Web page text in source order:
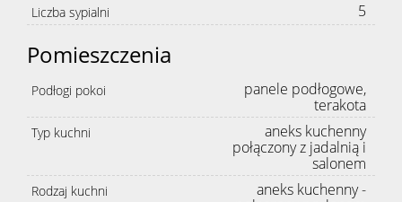
Liczba sypialni 5
Pomieszczenia
Podłogi pokoi
panele podłogowe,
terakota
Typ kuchni
aneks kuchenny
połączony z jadalnią i
salonem
Rodzaj kuchni
aneks kuchenny -